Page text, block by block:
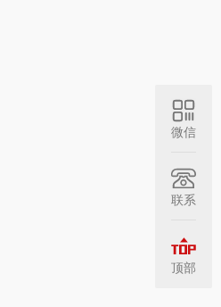
微信
联系
顶部